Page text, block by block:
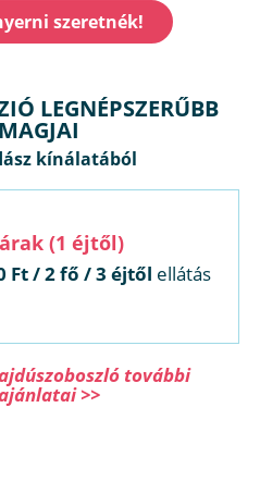
szeretnék!
LEGNÉPSZERŰBB
(1 éjtől)
Ft / 2 fő / 3 éjtől ellátás
további
>>